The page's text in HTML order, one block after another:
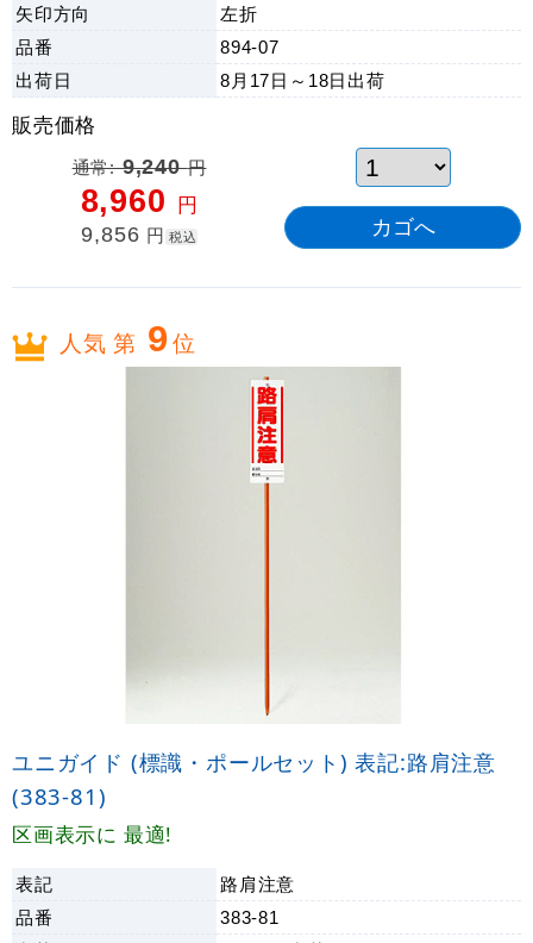
矢印方向
左折
品番
894-07
出荷日 8月17日～18日 出荷
販売価格
通常:9,240円
8,960 円
9,856 円 税込
人気 第 9位
ユニガイド (標識・ポールセット) 表記:路肩注意
(383-81)
区画表示に 最適!
表記
路肩注意
品番
383-81